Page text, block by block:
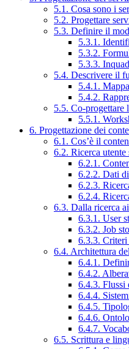
5.1. Cosa sono i
5.2. Progettare
5.3. Definire il
5.3.1.
5.3.2.
5.3.3.
5.4. Descrivere il
5.4.1.
5.4.2.
5.5. Co-progettare
5.5.1.
6. Progettazione dei
6.1. Cos’è il
6.2. Ricerca
6.2.1.
6.2.2. Dati
6.2.3.
6.2.4.
6.3. Dalla ricerca
6.3.1. User
6.3.2. Job
6.3.3. Criteri
6.4. Architettura
6.4.1.
6.4.2.
6.4.3. Flussi
6.4.4.
6.4.5.
6.4.6.
6.4.7.
6.5. Scrittura e